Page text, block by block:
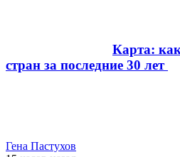
Карта:
стран за последние 30 лет
Гена Пастухов